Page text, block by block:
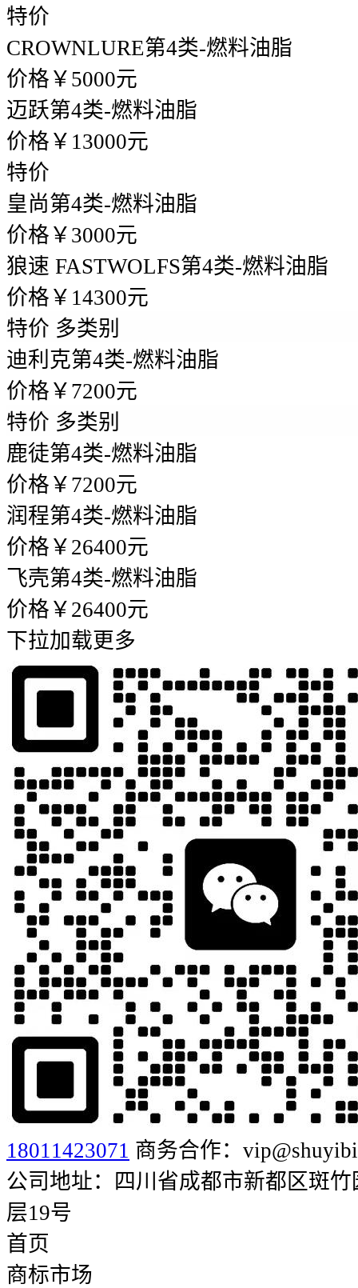
特价
CROWNLURE第4类-燃料油脂
价格￥5000元
迈跃第4类-燃料油脂
价格￥13000元
特价
皇尚第4类-燃料油脂
价格￥3000元
狼速 FASTWOLFS第4类-燃料油脂
价格￥14300元
特价 多类别
迪利克第4类-燃料油脂
价格￥7200元
特价 多类别
鹿徒第4类-燃料油脂
价格￥7200元
润程第4类-燃料油脂
价格￥26400元
飞壳第4类-燃料油脂
价格￥26400元
下拉加载更多
18011423071 商务合作：
公司地址：四川省成都市新都区斑
层19号
首页
商标市场